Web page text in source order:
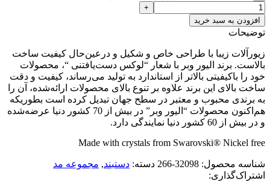
افزودن به سبد خرید
توضیحات
زیورآلات زیبا با طراحی خاص و شکیل و درعین‌حال کیفیت ساخت
بالاست. برند الیور وبر با شعار “لوکس دست‌یافتنی “، محصولات
خود را باکیفیتی بالاتر از استاندارد به تولید می‌رساند، کیفیت و دقت
ساخت بالای این برند علاوه بر تنوع بالای محصولات ارائه‌شده، آن را
به برندی محبوب و معتبر در سطح جهان تبدیل کرده است بطوریکه
هم‌اکنون محصولات “الیور وبر” در بیش از 70 کشور دنیا عرضه‌شده
و در بیش از 60 کشور دنیا نمایندگی دارد.
Made with crystals from Swarovski® Nickel free
شناسه محصول: 32098-266 دسته: دستبند, مجموعه مد
اشتراک‌گذاری: